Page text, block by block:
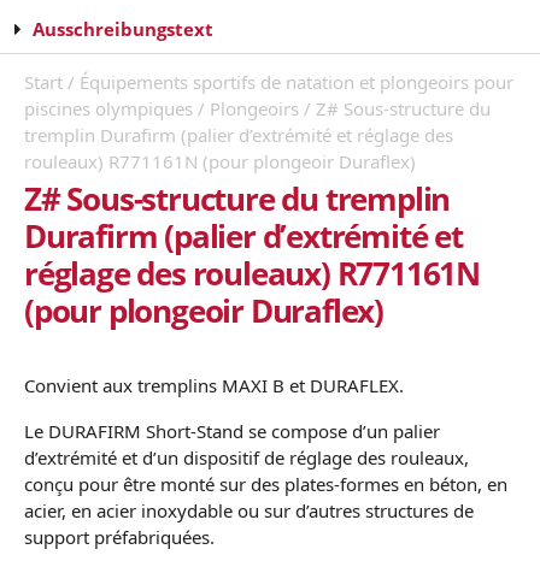
Ausschreibungstext
Start / Équipements sportifs de natation et plongeoirs pour
piscines olympiques / Plongeoirs / Z# Sous-structure du
tremplin Durafirm (palier d’extrémité et réglage des
rouleaux) R771161N (pour plongeoir Duraflex)
Z# Sous-structure du tremplin
Durafirm (palier d’extrémité et
réglage des rouleaux) R771161N
(pour plongeoir Duraflex)
Convient aux tremplins MAXI B et DURAFLEX.
Le DURAFIRM Short-Stand se compose d’un palier
d’extrémité et d’un dispositif de réglage des rouleaux,
conçu pour être monté sur des plates-formes en béton, en
acier, en acier inoxydable ou sur d’autres structures de
support préfabriquées.